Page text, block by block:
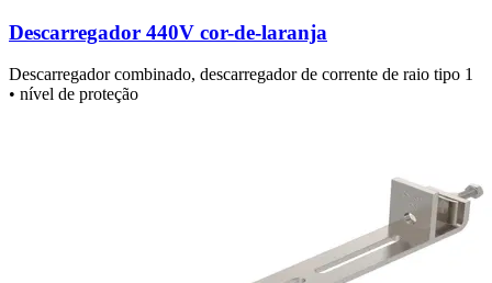
Descarregador 440V cor-de-laranja
Descarregador combinado, descarregador de corrente de raio tipo 1
• nível de proteção